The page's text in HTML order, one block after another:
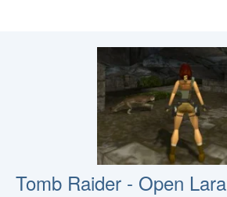
Tomb Raider - Open Lara